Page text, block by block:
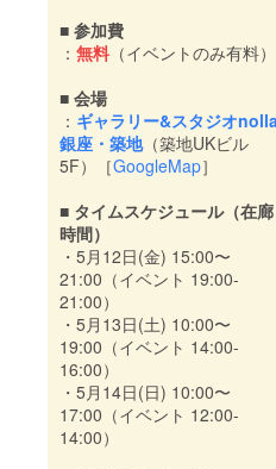
■ 参加費
： 無料 （イベントのみ有料）
■ 会場
： ギャラリー&スタジオ
銀座・築地（築地UKビル
5F）［GoogleMap］
■ タイムスケジュール（在廊
時間）
・5月12日(金) 15:00〜
21:00（イベント 19:00-
21:00）
・5月13日(土) 10:00〜
19:00（イベント 14:00-
16:00）
・5月14日(日) 10:00〜
17:00（イベント 12:00-
14:00）